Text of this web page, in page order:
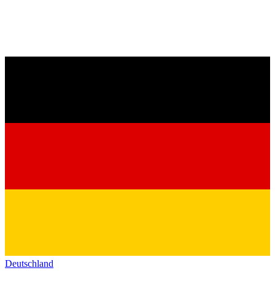
Deutschland